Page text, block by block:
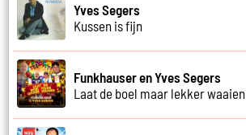
Yves Segers
Kussen is fijn
Funkhauser en Yves Segers
Laat de boel maar lekker waaien